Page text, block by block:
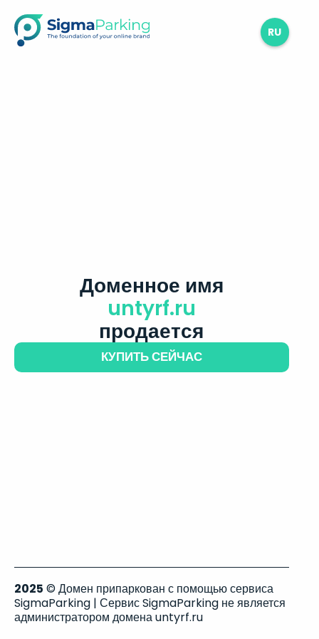
RU
Доменное имя
untyrf.ru
продается
КУПИТЬ СЕЙЧАС
2025 © Домен припаркован с помощью сервиса
SigmaParking | Сервис SigmaParking не является
администратором домена untyrf.ru